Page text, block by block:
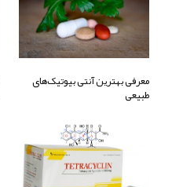
معرفی بهترین آنتی بیوتیک‌های
طبیعی